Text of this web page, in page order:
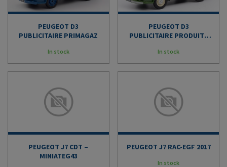
PEUGEOT D3
PUBLICITAIRE PRIMAGAZ
In stock
PEUGEOT D3
PUBLICITAIRE PRODUITS
In stock
PEUGEOT J7 CDT –
MINIATEG43
PEUGEOT J7 RAC-EGF 2017
In stock